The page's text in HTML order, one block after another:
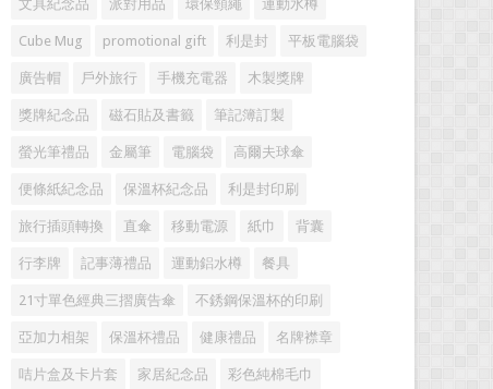
文具紀念品 派對用品 環保頸繩 運動水樽
Cube Mug promotional gift 利是封 平板電腦袋
廣告帽 戶外旅行 手機充電器 木製獎牌
獎牌紀念品 磁石貼及書籤 筆記簿訂製
螢光筆禮品 金屬筆 電腦袋 高爾夫球傘
便條紙紀念品 保溫杯紀念品 利是封印刷
旅行插頭轉換 直傘 移動電源 紙巾 背囊
行李牌 記事薄禮品 運動鋁水樽 餐具
21寸單色經典三摺廣告傘 不銹鋼保溫杯的印刷
亞加力相架 保溫杯禮品 健康禮品 名牌襟章
咭片盒及卡片套 家居紀念品 彩色純棉毛巾